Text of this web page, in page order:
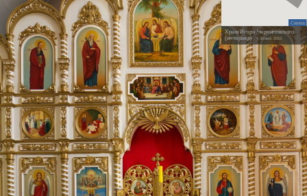
Схема
Храм Игоря Черниговского
(интерьер)• 30 июл. 2010